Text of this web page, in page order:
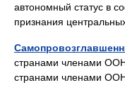
автономный статус в
признания
странами членами
странами членами